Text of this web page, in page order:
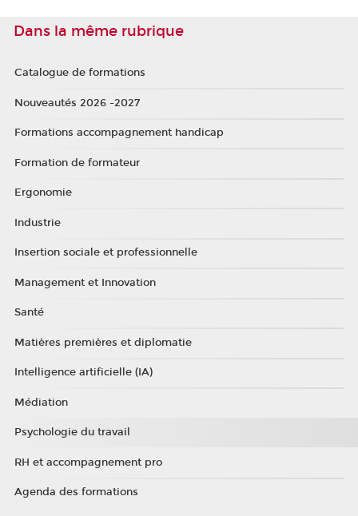
Dans la même rubrique
Catalogue de formations
Nouveautés 2026 -2027
Formations accompagnement handicap
Formation de formateur
Ergonomie
Industrie
Insertion sociale et professionnelle
Management et Innovation
Santé
Matières premières et diplomatie
Intelligence artificielle (IA)
Médiation
Psychologie du travail
RH et accompagnement pro
Agenda des formations